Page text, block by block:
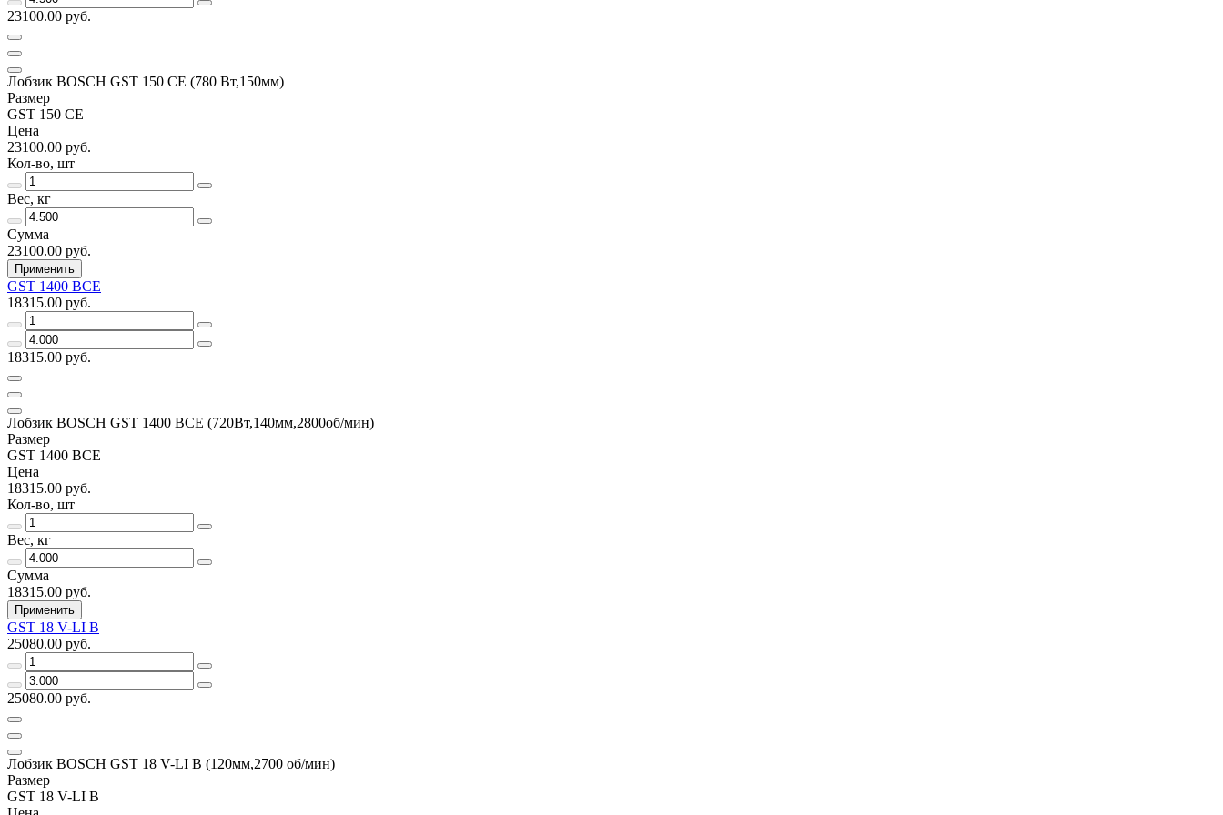
23100.00 руб.
Лобзик BOSCH GST 150 CE (780 Вт,150мм)
Размер
GST 150 CE
Цена
23100.00 руб.
Кол-во, шт
Вес, кг
Сумма
23100.00 руб.
Применить
GST 1400 ВСЕ
18315.00 руб.
18315.00 руб.
Лобзик BOSCH GST 1400 ВСЕ (720Вт,140мм,2800об/мин)
Размер
GST 1400 ВСЕ
Цена
18315.00 руб.
Кол-во, шт
Вес, кг
Сумма
18315.00 руб.
Применить
GST 18 V-LI B
25080.00 руб.
25080.00 руб.
Лобзик BOSCH GST 18 V-LI B (120мм,2700 об/мин)
Размер
GST 18 V-LI B